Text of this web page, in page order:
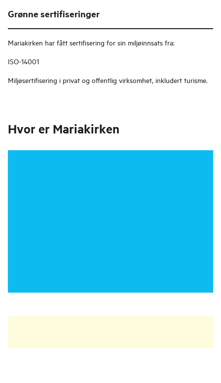
Grønne sertifiseringer
Mariakirken har fått sertifisering for sin miljøinnsats fra:
ISO-14001
Miljøsertifisering i privat og offentlig virksomhet, inkludert turisme.
Hvor er Mariakirken